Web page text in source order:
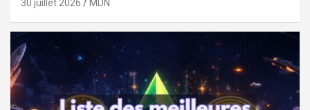
30 juillet 2026 MDN